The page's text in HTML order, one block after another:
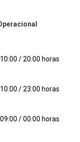
10:00 / 20:00 horas
10:00 / 23:00 horas
09:00 / 00:00 horas